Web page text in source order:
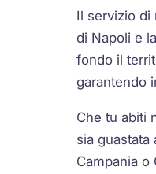
Il servizio di
di Napoli e
fondo il
garantendo
Che tu abiti
sia
Campania o